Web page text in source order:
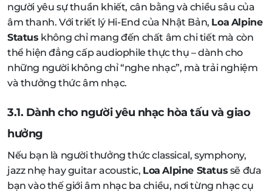
người yêu sự thuần khiết, cân bằng và chiều sâu của
âm thanh. Với triết lý Hi-End của Nhật Bản, Loa Alpine
Status không chỉ mang đến chất âm chi tiết mà còn
thể hiện đẳng cấp audiophile thực thụ – dành cho
những người không chỉ “nghe nhạc”, mà trải nghiệm
và thưởng thức âm nhạc.
3.1. Dành cho người yêu nhạc hòa tấu và giao
hưởng
Nếu bạn là người thưởng thức classical, symphony,
jazz nhẹ hay guitar acoustic, Loa Alpine Status sẽ đưa
bạn vào thế giới âm nhạc ba chiều, nơi từng nhạc cụ